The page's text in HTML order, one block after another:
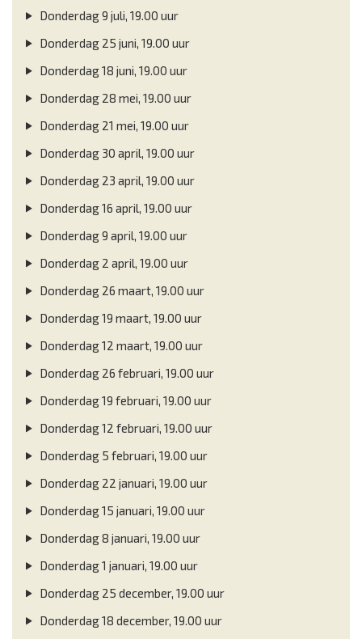
Donderdag 9 juli, 19.00 uur
Donderdag 25 juni, 19.00 uur
Donderdag 18 juni, 19.00 uur
Donderdag 28 mei, 19.00 uur
Donderdag 21 mei, 19.00 uur
Donderdag 30 april, 19.00 uur
Donderdag 23 april, 19.00 uur
Donderdag 16 april, 19.00 uur
Donderdag 9 april, 19.00 uur
Donderdag 2 april, 19.00 uur
Donderdag 26 maart, 19.00 uur
Donderdag 19 maart, 19.00 uur
Donderdag 12 maart, 19.00 uur
Donderdag 26 februari, 19.00 uur
Donderdag 19 februari, 19.00 uur
Donderdag 12 februari, 19.00 uur
Donderdag 5 februari, 19.00 uur
Donderdag 22 januari, 19.00 uur
Donderdag 15 januari, 19.00 uur
Donderdag 8 januari, 19.00 uur
Donderdag 1 januari, 19.00 uur
Donderdag 25 december, 19.00 uur
Donderdag 18 december, 19.00 uur